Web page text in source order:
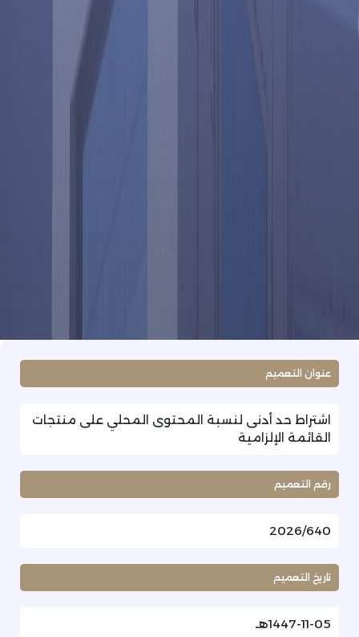
عنوان التعميم
اشتراط حد أدنى لنسبة المحتوى المحلي على منتجات
القائمة الإلزامية
رقم التعميم
2026/640
تاريخ التعميم
1447-11-05هـ